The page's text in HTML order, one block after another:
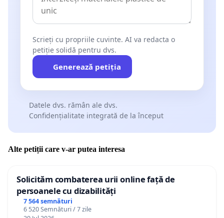
Scrieți cu propriile cuvinte. AI va redacta o
petiție solidă pentru dvs.
Generează petiția
Datele dvs. rămân ale dvs.
Confidențialitate integrată de la început
Alte petiții care v-ar putea interesa
Solicităm combaterea urii online față de
persoanele cu dizabilități
7 564 semnături
6 520 Semnături / 7 zile